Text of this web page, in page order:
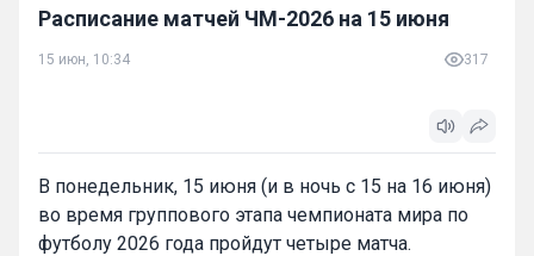
Расписание матчей ЧМ-2026 на 15 июня
15 июн, 10:34 317
В понедельник, 15 июня (и в ночь с 15 на 16 июня)
во время группового этапа чемпионата мира по
футболу 2026 года пройдут четыре матча.